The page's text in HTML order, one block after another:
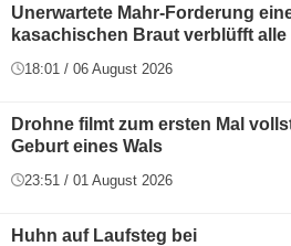
Unerwartete Mahr-Forderung
kasachischen Braut verblüfft alle
18:01 / 06 August 2026
Drohne filmt zum ersten Mal
Geburt eines Wals
23:51 / 01 August 2026
Huhn auf Laufsteg bei